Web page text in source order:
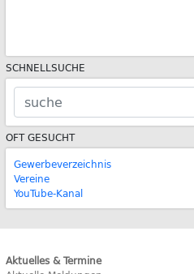
SCHNELLSUCHE
OFT GESUCHT
Gewerbeverzeichnis
Vereine
YouTube-Kanal
Aktuelles & Termine